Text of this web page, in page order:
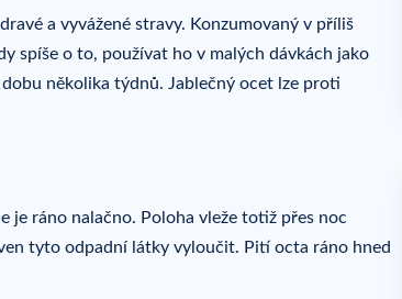
a vyvážené stravy. Konzumovaný v příliš
spíše o to, používat ho v malých dávkách jako
několika týdnů. Jablečný ocet lze proti
je ráno nalačno. Poloha vleže totiž přes noc
tyto odpadní látky vyloučit. Pití octa ráno hned